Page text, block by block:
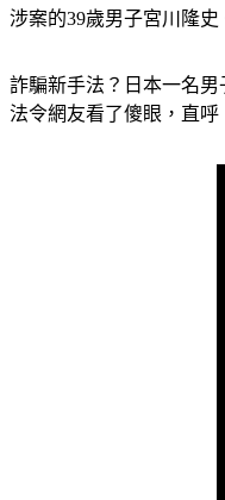
涉案的39歲男子宮川隆史
詐騙新手法？日本一名
法令網友看了傻眼，直呼